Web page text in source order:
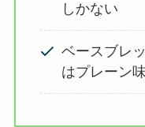
しかない
ベースブレ
はプレーン味